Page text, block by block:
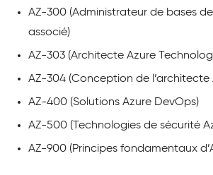
AZ-300 (Administrateur de bases
associé)
AZ-303 (Architecte Azure
AZ-304 (Conception de l’architecte
AZ-400 (Solutions Azure DevOps)
AZ-500 (Technologies de sécurité
AZ-900 (Principes fondamentaux